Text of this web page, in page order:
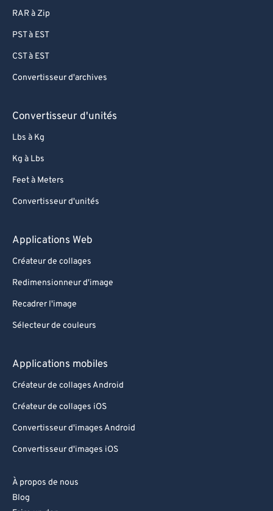
RAR à Zip
PST à EST
CST à EST
Convertisseur d'archives
Convertisseur d'unités
Lbs à Kg
Kg à Lbs
Feet à Meters
Convertisseur d'unités
Applications Web
Créateur de collages
Redimensionneur d'image
Recadrer l'image
Sélecteur de couleurs
Applications mobiles
Créateur de collages Android
Créateur de collages iOS
Convertisseur d'images Android
Convertisseur d'images iOS
À propos de nous
Blog